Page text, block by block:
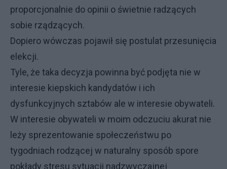
proporcjonalnie do opinii o świetnie radzących
sobie rządzących.
Dopiero wówczas pojawił się postulat przesunięcia
elekcji.
Tyle, że taka decyzja powinna być podjęta nie w
interesie kiepskich kandydatów i ich
dysfunkcyjnych sztabów ale w interesie obywateli.
W interesie obywateli w moim odczuciu akurat nie
leży sprezentowanie społeczeństwu po
tygodniach rodzącej w naturalny sposób spore
pokłady stresu sytuacji nadzwyczajnej